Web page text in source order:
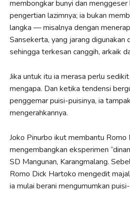
membongkar bunyi dan menggeser
pengertian lazimnya; ia bukan
langka — misalnya dengan
Sansekerta, yang jarang digunakan
sehingga terkesan canggih, arkaik
Jika untuk itu ia merasa perlu
mengapa. Dan ketika tendensi
penggemar puisi-puisinya, ia
mengerahkannya.
Joko Pinurbo ikut membantu Romo
mengembangkan eksperimen
SD Mangunan, Karangmalang.
Romo Dick Hartoko mengedit
ia mulai berani mengumumkan